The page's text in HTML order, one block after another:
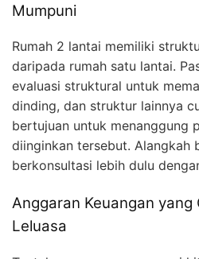
Mumpuni
Rumah 2 lantai memiliki
daripada rumah satu lantai.
evaluasi struktural untuk
dinding, dan struktur lainnya
bertujuan untuk menanggung
diinginkan tersebut. Alangkah
berkonsultasi lebih dulu
Anggaran Keuangan yang
Leluasa